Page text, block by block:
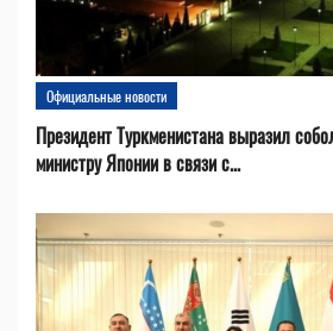
Официальные новости
Президент Туркменистана выразил
министру Японии в связи с...